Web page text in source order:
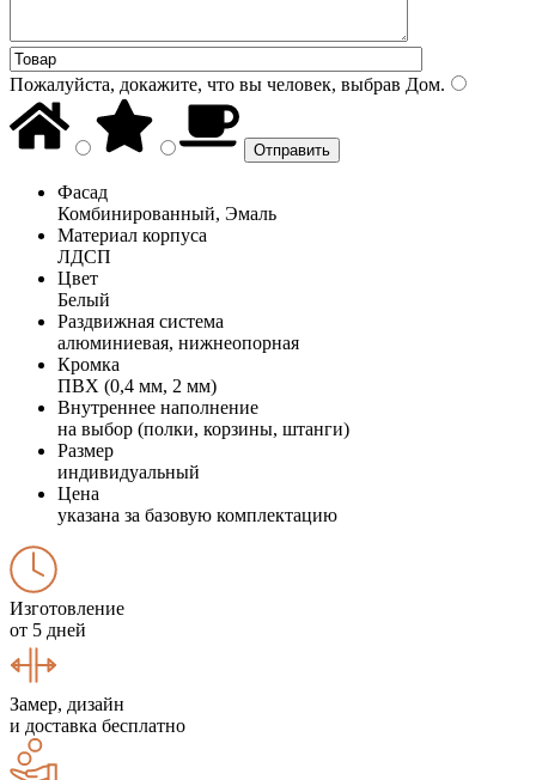
Пожалуйста, докажите, что вы человек, выбрав Дом.
Фасад
Комбинированный, Эмаль
Материал корпуса
ЛДСП
Цвет
Белый
Раздвижная система
алюминиевая, нижнеопорная
Кромка
ПВХ (0,4 мм, 2 мм)
Внутреннее наполнение
на выбор (полки, корзины, штанги)
Размер
индивидуальный
Цена
указана за базовую комплектацию
Изготовление
от 5 дней
Замер, дизайн
и доставка бесплатно